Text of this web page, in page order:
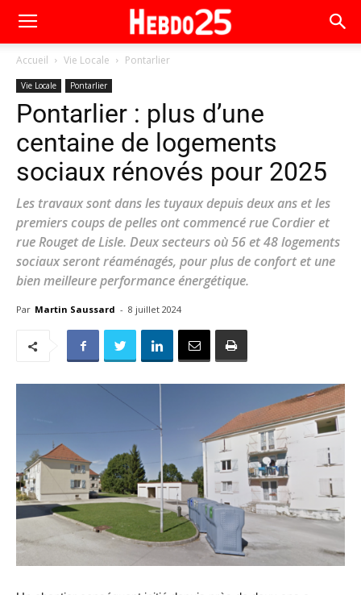
Accueil Vie Locale Pontarlier
Vie Locale Pontarlier
Pontarlier : plus d’une
centaine de logements
sociaux rénovés pour 2025
Les travaux sont dans les tuyaux depuis deux ans et les
premiers coups de pelles ont commencé rue Cordier et
rue Rouget de Lisle. Deux secteurs où 56 et 48 logements
sociaux seront réaménagés, pour plus de confort et une
bien meilleure performance énergétique.
Par Martin Saussard - 8 juillet 2024